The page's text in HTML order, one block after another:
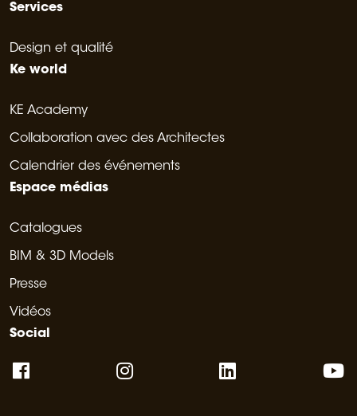
Services
Design et qualité
Ke world
KE Academy
Collaboration avec des Architectes
Calendrier des événements
Espace médias
Catalogues
BIM & 3D Models
Presse
Vidéos
Social